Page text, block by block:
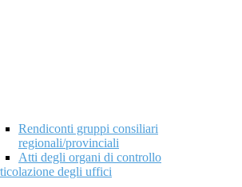
Rendiconti gruppi consiliari
regionali/provinciali
Atti degli organi di controllo
degli uffici